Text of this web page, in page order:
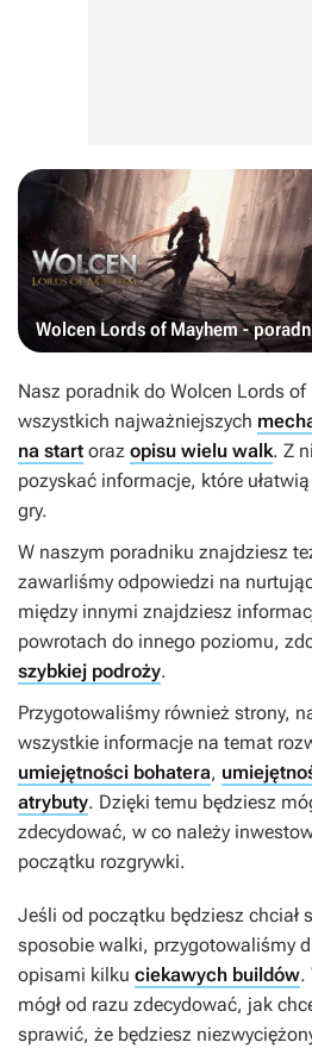
Wolcen Lords of Mayhem -
Nasz poradnik do Wolcen Lords
wszystkich najważniejszych
na start oraz opisu wielu walk. Z
pozyskać informacje, które
gry.
W naszym poradniku znajdziesz
zawarliśmy odpowiedzi na
między innymi znajdziesz
powrotach do innego poziomu,
szybkiej podroży.
Przygotowaliśmy również strony,
wszystkie informacje na temat
umiejętności bohatera,
atrybuty. Dzięki temu będziesz
zdecydować, w co należy
początku rozgrywki.
Jeśli od początku będziesz chciał
sposobie walki, przygotowaliśmy
opisami kilku ciekawych buildów.
mógł od razu zdecydować, jak
sprawić, że będziesz